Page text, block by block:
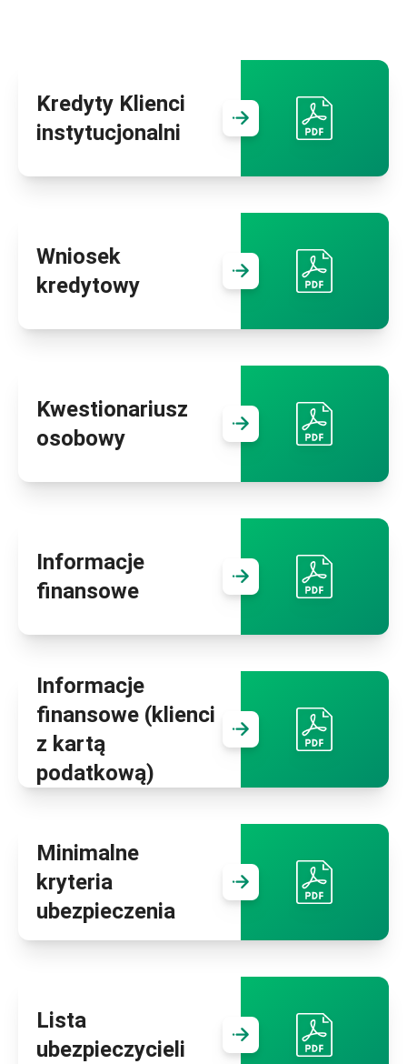
Kredyty Klienci
instytucjonalni
Przejdź do
Wniosek
kredytowy
Przejdź do
Kwestionariusz
osobowy
Przejdź do
Informacje
finansowe
Przejdź do
Informacje
finansowe (klienci
z kartą
podatkową)
Przejdź do
Minimalne
kryteria
ubezpieczenia
Przejdź do
Lista
ubezpieczycieli
Przejdź do